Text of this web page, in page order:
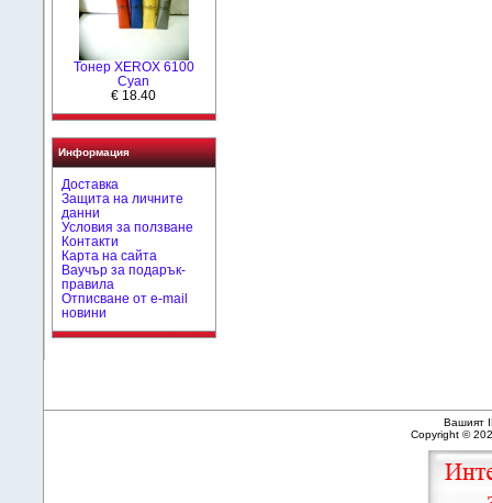
Тонер XEROX 6100
Cyan
€ 18.40
Информация
Доставка
Защита на личните
данни
Условия за ползване
Контакти
Карта на сайта
Ваучър за подарък-
правила
Отписване от e-mail
новини
Вашият
Copyright ©